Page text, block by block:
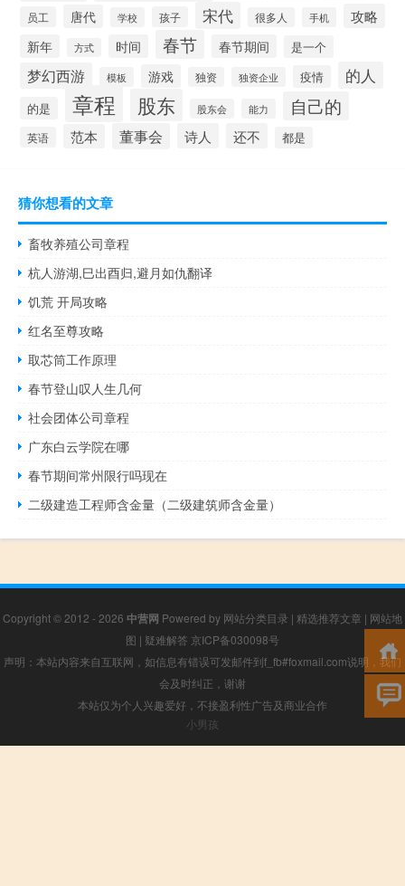
员工 唐代 学校 孩子 宋代 很多人 手机 攻略
新年 方式 时间 春节 春节期间 是一个
梦幻西游 模板 游戏 独资 独资企业 疫情 的人
的是 章程 股东 股东会 能力 自己的
英语 范本 董事会 诗人 还不 都是
猜你想看的文章
畜牧养殖公司章程
杭人游湖,巳出酉归,避月如仇翻译
饥荒 开局攻略
红名至尊攻略
取芯筒工作原理
春节登山叹人生几何
社会团体公司章程
广东白云学院在哪
春节期间常州限行吗现在
二级建造工程师含金量（二级建筑师含金量）
Copyright © 2012 - 2026 中营网 Powered by 网站分类目录 | 精选推荐文章 | 网站地
图 | 疑难解答 京ICP备030098号
声明：本站内容来自互联网，如信息有错误可发邮件到f_fb#foxmail.com说明，我们
会及时纠正，谢谢
本站仅为个人兴趣爱好，不接盈利性广告及商业合作
小男孩